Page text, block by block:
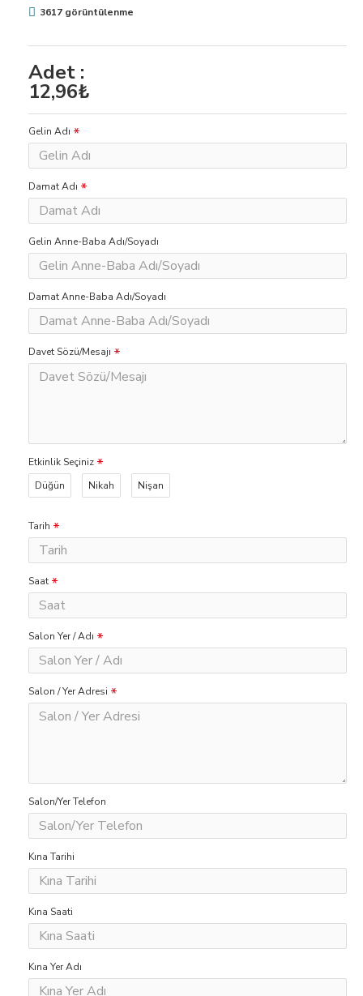
Adet :
12,96₺
3617 görüntülenme
Gelin Adı
Damat Adı
Gelin Anne-Baba Adı/Soyadı
Damat Anne-Baba Adı/Soyadı
Davet Sözü/Mesajı
Etkinlik Seçiniz
Düğün
Nikah Nişan
Tarih
Saat
Salon Yer / Adı
Salon / Yer Adresi
Salon/Yer Telefon
Kına Tarihi
Kına Saati
Kına Yer Adı